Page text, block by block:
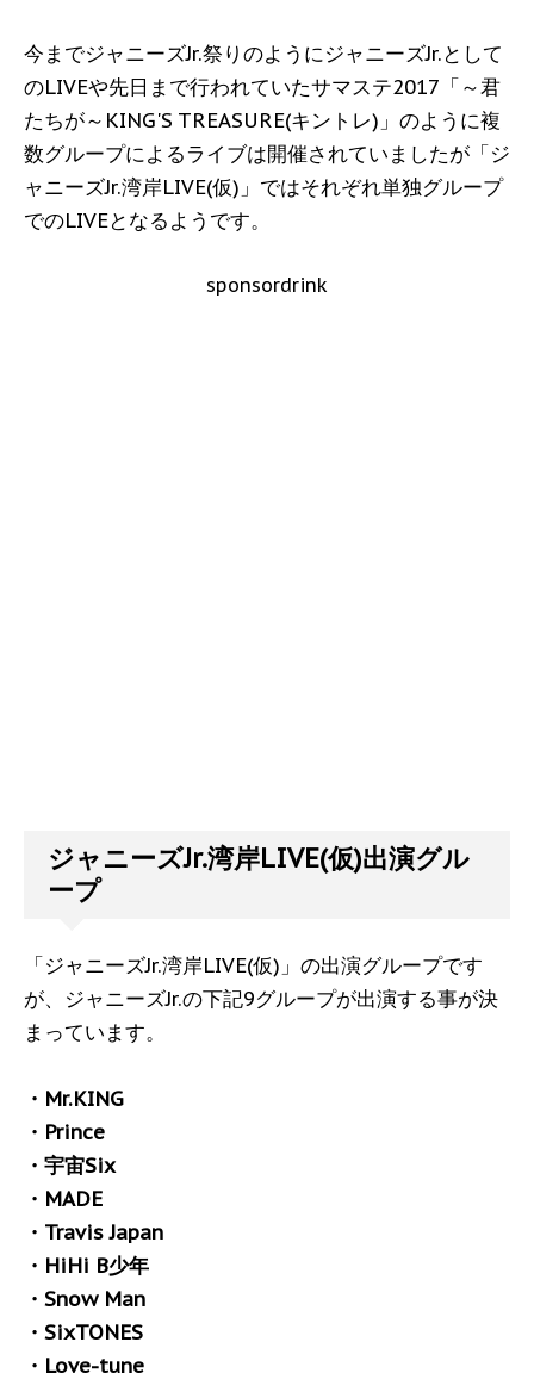
今までジャニーズJr.祭りのようにジャニーズJr.として
のLIVEや先日まで行われていたサマステ2017「～君
たちが～KING'S TREASURE(キントレ)」のように複
数グループによるライブは開催されていましたが「ジ
ャニーズJr.湾岸LIVE(仮)」ではそれぞれ単独グループ
でのLIVEとなるようです。
sponsordrink
ジャニーズJr.湾岸LIVE(仮)出演グル
ープ
「ジャニーズJr.湾岸LIVE(仮)」の出演グループです
が、ジャニーズJr.の下記9グループが出演する事が決
まっています。
・Mr.KING
・Prince
・宇宙Six
・MADE
・Travis Japan
・HiHi B少年
・Snow Man
・SixTONES
・Love-tune